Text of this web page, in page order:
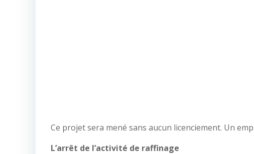
Ce projet sera mené sans aucun licenciement. Un
L’arrêt de l’activité de raffinage